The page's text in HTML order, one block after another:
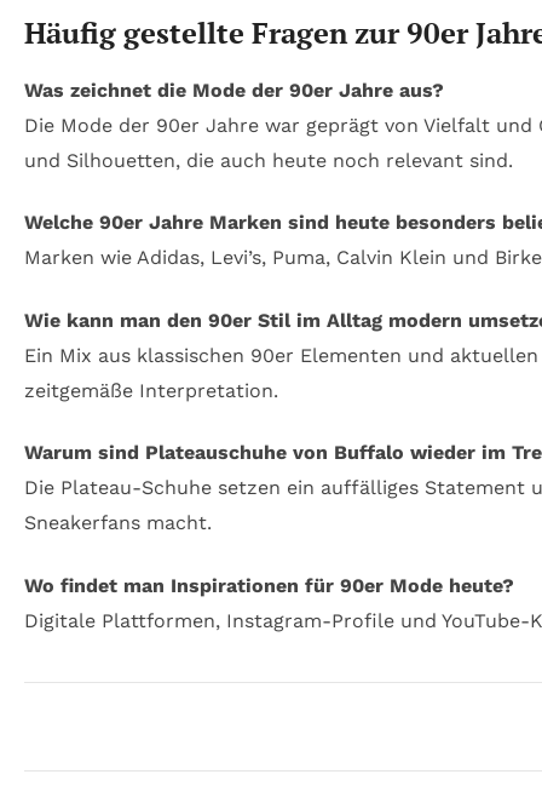
Häufig gestellte Fragen zur 90er
Was zeichnet die Mode der 90er Jahre aus?
Die Mode der 90er Jahre war geprägt von Vielfalt
und Silhouetten, die auch heute noch relevant sind.
Welche 90er Jahre Marken sind heute besonders
Marken wie Adidas, Levi’s, Puma, Calvin Klein und
Wie kann man den 90er Stil im Alltag modern
Ein Mix aus klassischen 90er Elementen und
zeitgemäße Interpretation.
Warum sind Plateauschuhe von Buffalo wieder im
Die Plateau-Schuhe setzen ein auffälliges
Sneakerfans macht.
Wo findet man Inspirationen für 90er Mode heute?
Digitale Plattformen, Instagram-Profile und